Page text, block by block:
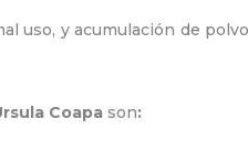
uso, y acumulación de
Coapason: